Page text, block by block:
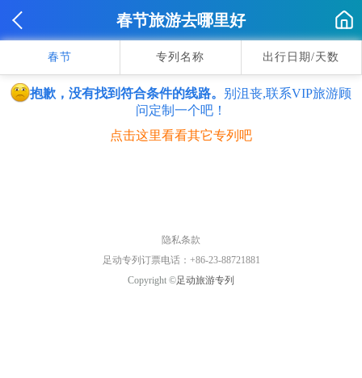
春节旅游去哪里好
春节 专列名称 出行日期/天数
抱歉，没有找到符合条件的线路。 别沮丧,联系VIP旅游顾
问定制一个吧！
点击这里看看其它专列吧
隐私条款
足动专列订票电话：+86-23-88721881
Copyright ©足动旅游专列